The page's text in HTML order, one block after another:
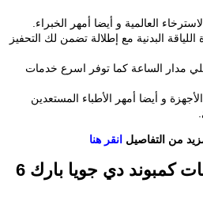
العالمية و أيضا أمهر الخبراء.
البدنية مع إطلالة تضمن لك التحفيز
مدار الساعة كما توفر اسرع خدمات
و أيضا أمهر الأطباء المستعدين
من التفاصيل انقر هنا
ما هي أسعار ومساحات كمبوند دي جويا بارك 6